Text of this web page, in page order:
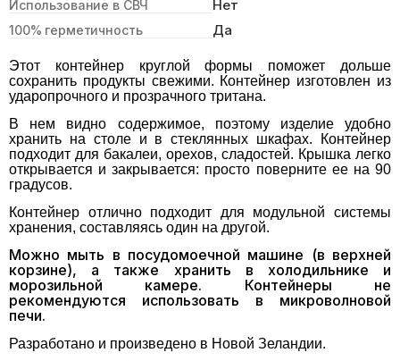
Использование в СВЧ Нет
100% герметичность Да
Этот контейнер круглой формы поможет дольше
сохранить продукты свежими. Контейнер изготовлен из
ударопрочного и прозрачного тритана.
В нем видно содержимое, поэтому изделие удобно
хранить на столе и в стеклянных шкафах.
Контейнер
подходит для бакалеи, орехов, сладостей. Крышка легко
открывается и закрывается: просто поверните ее на 90
градусов.
Контейнер отлично подходит для модульной системы
хранения, составляясь один на другой.
Можно мыть в посудомоечной машине (в верхней
корзине), а также хранить в холодильнике и
морозильной камере. Контейнеры не
рекомендуются использовать в микроволновой
печи.
Разработано и произведено в Новой Зеландии.